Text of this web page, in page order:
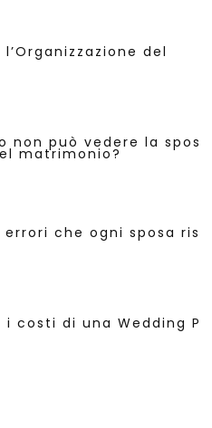
del
non può vedere la
matrimonio?
errori che ogni sposa
i costi di una Wedding